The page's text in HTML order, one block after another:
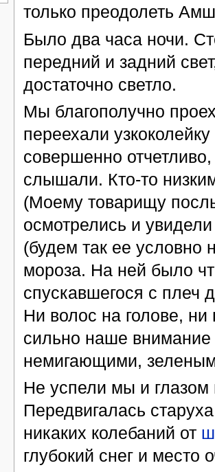
только преодолеть
Было два часа ночи.
передний и задний
достаточно светло.
Мы благополучно
переехали
совершенно
слышали. Кто-то
(Моему товарищу
осмотрелись и
(будем так ее условно
мороза. На ней было
спускавшегося с плеч
Ни волос на голове, ни
сильно наше
немигающими,
Не успели мы и глазом
Передвигалась
никаких колебаний от
глубокий снег и место